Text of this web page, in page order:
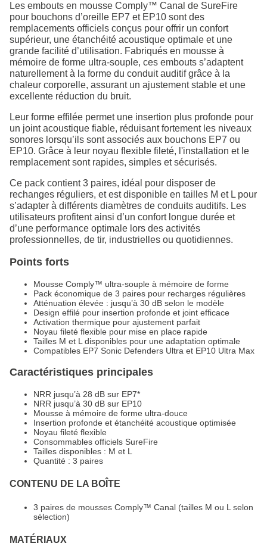
Les embouts en mousse Comply™ Canal de SureFire
pour bouchons d’oreille EP7 et EP10 sont des
remplacements officiels conçus pour offrir un confort
supérieur, une étanchéité acoustique optimale et une
grande facilité d’utilisation. Fabriqués en mousse à
mémoire de forme ultra-souple, ces embouts s’adaptent
naturellement à la forme du conduit auditif grâce à la
chaleur corporelle, assurant un ajustement stable et une
excellente réduction du bruit.
Leur forme effilée permet une insertion plus profonde pour
un joint acoustique fiable, réduisant fortement les niveaux
sonores lorsqu’ils sont associés aux bouchons EP7 ou
EP10. Grâce à leur noyau flexible fileté, l'installation et le
remplacement sont rapides, simples et sécurisés.
Ce pack contient 3 paires, idéal pour disposer de
rechanges réguliers, et est disponible en tailles M et L pour
s’adapter à différents diamètres de conduits auditifs. Les
utilisateurs profitent ainsi d’un confort longue durée et
d’une performance optimale lors des activités
professionnelles, de tir, industrielles ou quotidiennes.
Points forts
Mousse Comply™ ultra-souple à mémoire de forme
Pack économique de 3 paires pour recharges régulières
Atténuation élevée : jusqu’à 30 dB selon le modèle
Design effilé pour insertion profonde et joint efficace
Activation thermique pour ajustement parfait
Noyau fileté flexible pour mise en place rapide
Tailles M et L disponibles pour une adaptation optimale
Compatibles EP7 Sonic Defenders Ultra et EP10 Ultra Max
Caractéristiques principales
NRR jusqu’à 28 dB sur EP7*
NRR jusqu’à 30 dB sur EP10
Mousse à mémoire de forme ultra-douce
Insertion profonde et étanchéité acoustique optimisée
Noyau fileté flexible
Consommables officiels SureFire
Tailles disponibles : M et L
Quantité : 3 paires
CONTENU DE LA BOÎTE
3 paires de mousses Comply™ Canal (tailles M ou L selon
sélection)
MATÉRIAUX